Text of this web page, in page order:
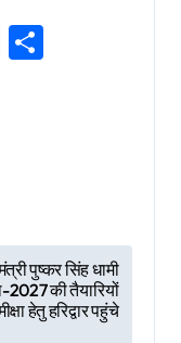
Messenger
पुष्कर सिंह धामी
की तैयारियों
हेतु हरिद्वार पहुंचे